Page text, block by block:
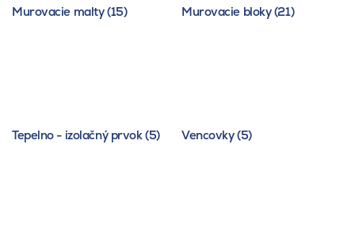
Murovacie malty (15) Murovacie bloky (21)
Tepelno - izolačný prvok (5) Vencovky (5)